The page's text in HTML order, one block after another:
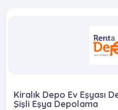
Kiralık Depo Ev Eşyası
Şişli Eşya Depolama